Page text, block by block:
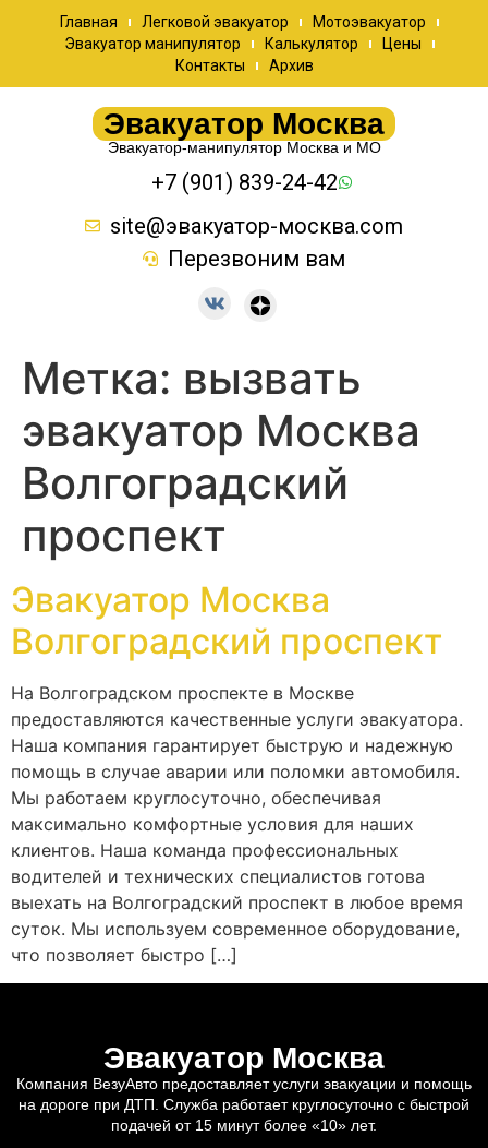
Главная Легковой эвакуатор
Мотоэвакуатор
Эвакуатор манипулятор
Калькулятор
Цены
Контакты
Архив
Эвакуатор Москва
Эвакуатор-манипулятор Москва и МО
+7 (901) 839-24-42
site@эвакуатор-москва.com
Перезвоним вам
Метка: вызвать
эвакуатор Москва
Волгоградский
проспект
Эвакуатор Москва
Волгоградский проспект
На Волгоградском проспекте в Москве
предоставляются качественные услуги эвакуатора.
Наша компания гарантирует быструю и надежную
помощь в случае аварии или поломки автомобиля.
Мы работаем круглосуточно, обеспечивая
максимально комфортные условия для наших
клиентов. Наша команда профессиональных
водителей и технических специалистов готова
выехать на Волгоградский проспект в любое время
суток. Мы используем современное оборудование,
что позволяет быстро […]
Эвакуатор Москва
Компания ВезуАвто предоставляет услуги эвакуации и помощь
на дороге при ДТП. Служба работает круглосуточно с быстрой
подачей от 15 минут более «10» лет.